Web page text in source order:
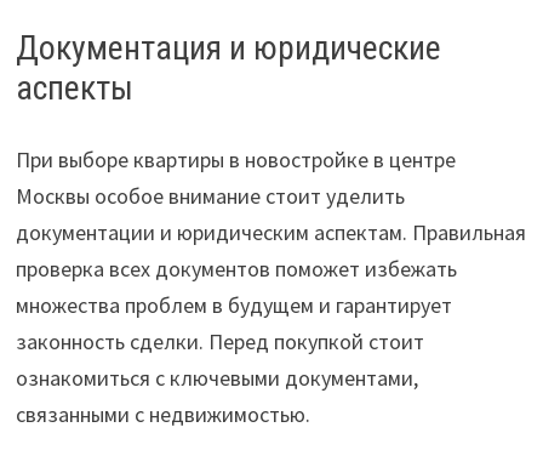
Документация и юридические
аспекты
При выборе квартиры в новостройке в центре
Москвы особое внимание стоит уделить
документации и юридическим аспектам. Правильная
проверка всех документов поможет избежать
множества проблем в будущем и гарантирует
законность сделки. Перед покупкой стоит
ознакомиться с ключевыми документами,
связанными с недвижимостью.